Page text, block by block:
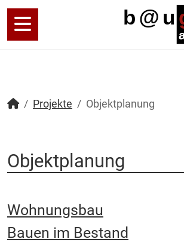
Projekte Objektplanung
Objektplanung
Wohnungsbau
Bauen im Bestand